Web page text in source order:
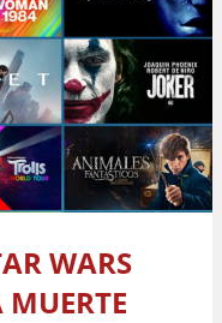
WARS
MUERTE